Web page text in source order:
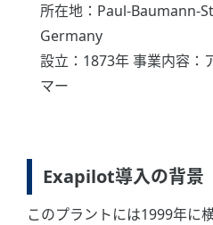
所在地：Paul-Baumann-
Germany
設立：1873年 事業内容：
マー
Exapilot導入の背景
このプラントには1999年に